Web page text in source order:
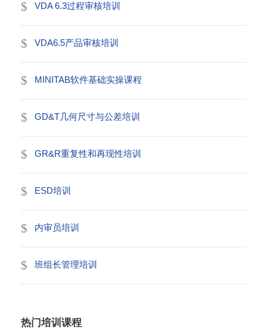
VDA 6.3过程审核培训
VDA6.5产品审核培训
MINITAB软件基础实操课程
GD&T几何尺寸与公差培训
GR&R重复性和再现性培训
ESD培训
内审员培训
班组长管理培训
热门培训课程